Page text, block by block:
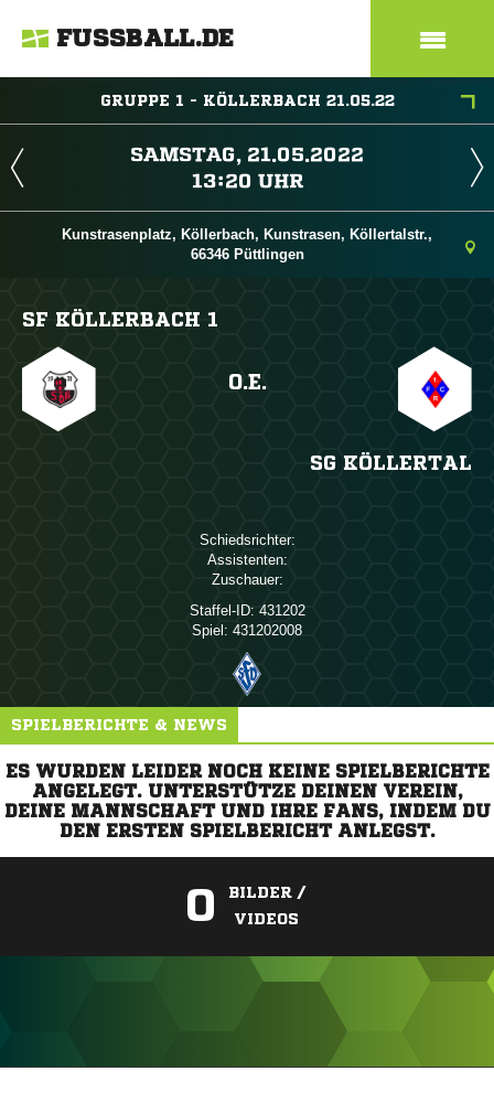
FUSSBALL.DE
GRUPPE 1 - KÖLLERBACH 21.05.22
 
 
Kunstrasenplatz, Köllerbach, Kunstrasen, Köllertalstr.,
66346 Püttlingen
SF KÖLLERBACH 1
O.E.
SG KÖLLERTAL
Schiedsrichter:
Assistenten:
Zuschauer:
Staffel-ID: 431202
Spiel: 431202008
SPIELBERICHTE & NEWS
ES WURDEN LEIDER NOCH KEINE SPIELBERICHTE
ANGELEGT. UNTERSTÜTZE DEINEN VEREIN,
DEINE MANNSCHAFT UND IHRE FANS, INDEM DU
DEN ERSTEN SPIELBERICHT ANLEGST.
0
BILDER /
VIDEOS